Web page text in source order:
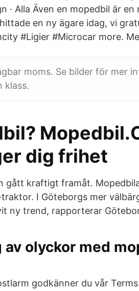
· Alla Även en mopedbil är en
en ny ägare idag, vi
#Ligier #Microcar more.
moms. Se bilder för mer
klass.
dig frihet
gått kraftigt framåt.
I Göteborgs mer
ny trend, rapporterar
olyckor med
godkänner du vår